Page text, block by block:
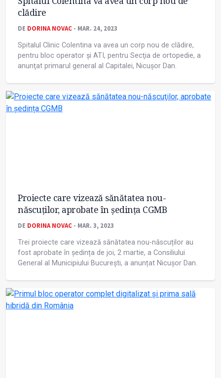
clădire
DE DORINA NOVAC - MAR. 24, 2023
Spitalul Clinic Colentina va avea un corp nou de clădire,
pentru bloc operator şi ATI, pentru Secţia de ortopedie, a
anunţat primarul general al Capitalei, Nicuşor Dan.
Proiecte care vizează sănătatea nou-
născuţilor, aprobate în ședința CGMB
DE DORINA NOVAC - MAR. 3, 2023
Trei proiecte care vizează sănătatea nou-născuților au
fost aprobate în ședința de joi, 2 martie, a Consiliului
General al Municipiului București, a anunțat Nicuşor Dan.